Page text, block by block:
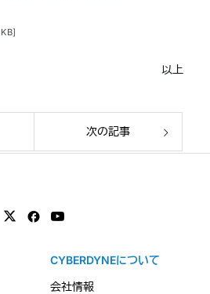
以上
次の記事
CYBERDYNEについて
会社情報